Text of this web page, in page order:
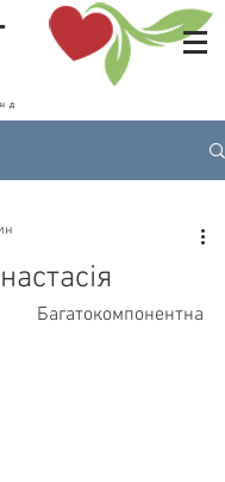
Багатокомпонентна